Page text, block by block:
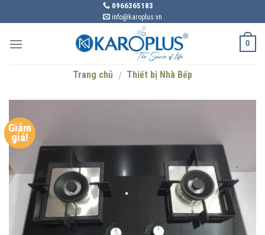
to
0966365183
info@karoplus.vn
0
Trang chủ / Thiết bị Nhà Bếp
Giảm
giá!